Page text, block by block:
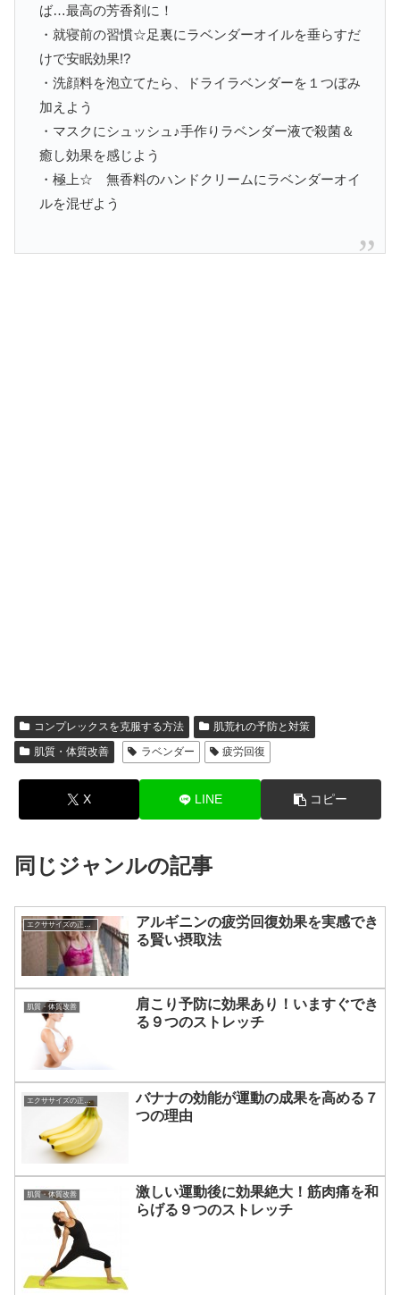
ば…最高の芳香剤に！
・就寝前の習慣☆足裏にラベンダーオイルを垂らすだ
けで安眠効果!?
・洗顔料を泡立てたら、ドライラベンダーを１つぼみ
加えよう
・マスクにシュッシュ♪手作りラベンダー液で殺菌＆
癒し効果を感じよう
・極上☆ 無香料のハンドクリームにラベンダーオイ
ルを混ぜよう
コンプレックスを克服する方法
肌荒れの予防と対策
肌質・体質改善
ラベンダー 疲労回復
X LINE コピー
同じジャンルの記事
エクササイズの正しい知識☆
アルギニンの疲労回復効果を実感でき
る賢い摂取法
肌質・体質改善
肩こり予防に効果あり！いますぐでき
る９つのストレッチ
エクササイズの正しい知識☆
バナナの効能が運動の成果を高める７
つの理由
肌質・体質改善
激しい運動後に効果絶大！筋肉痛を和
らげる９つのストレッチ